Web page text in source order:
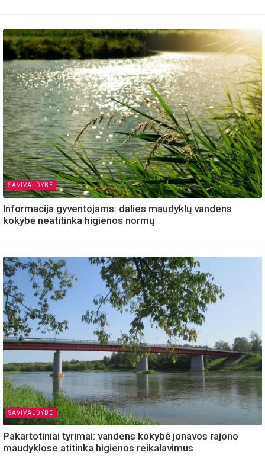
SAVIVALDYBE
Informacija gyventojams: dalies maudyklų vandens
kokybė neatitinka higienos normų
SAVIVALDYBE
Pakartotiniai tyrimai: vandens kokybė jonavos rajono
maudyklose atitinka higienos reikalavimus